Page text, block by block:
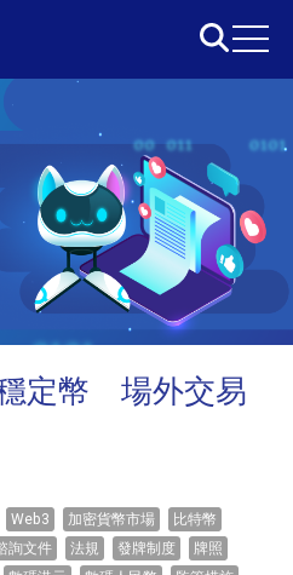
定幣 場外交易
Web3 加密貨幣市場
比特幣
詢文件 法規 發牌制度
牌照